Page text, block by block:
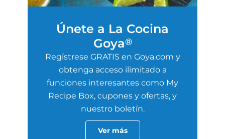
Únete a La Cocina
Goya®
Regístrese GRATIS en Goya.com y
obtenga acceso ilimitado a
funciones interesantes como My
Recipe Box, cupones y ofertas, y
nuestro boletín.
Ver más